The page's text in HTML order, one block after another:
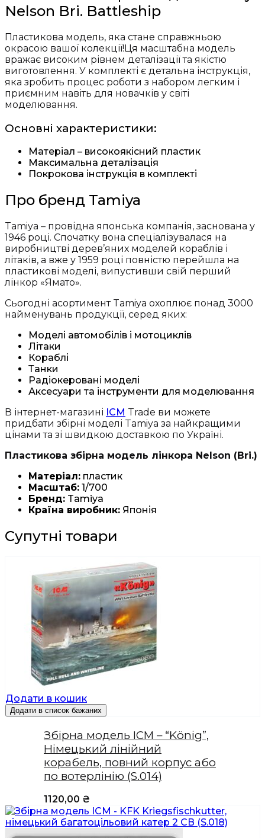
кількість
Nelson Bri. Battleship
Пластикова модель, яка стане справжньою
окрасою вашої колекції!Ця масштабна модель
вражає високим рівнем деталізації та якістю
виготовлення. У комплекті є детальна інструкція,
яка зробить процес роботи з набором легким і
приємним навіть для новачків у світі
моделювання.
Основні характеристики:
Матеріал – високоякісний пластик
Максимальна деталізація
Покрокова інструкція в комплекті
Про бренд Tamiya
Tamiya – провідна японська компанія, заснована у
1946 році. Спочатку вона спеціалізувалася на
виробництві дерев’яних моделей кораблів і
літаків, а вже у 1959 році повністю перейшла на
пластикові моделі, випустивши свій перший
лінкор «Ямато».
Сьогодні асортимент Tamiya охоплює понад 3000
найменувань продукції, серед яких:
Моделі автомобілів і мотоциклів
Літаки
Кораблі
Танки
Радіокеровані моделі
Аксесуари та інструменти для моделювання
В інтернет-магазині ICM Trade ви можете
придбати збірні моделі Tamiya за найкращими
цінами та зі швидкою доставкою по Україні.
Пластикова збірна модель лінкора Nelson (Bri.)
Матеріал: пластик
Масштаб: 1/700
Бренд: Tamiya
Країна виробник: Японія
Супутні товари
Додати в кошик
Додати в список бажаних
Збірна модель ICM – “König”,
Німецький лінійний
корабель, повний корпус або
по вотерлінію (S.014)
1120,00 ₴